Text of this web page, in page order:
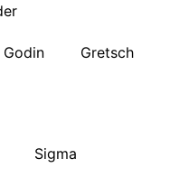
Godin Gretsch
Sigma